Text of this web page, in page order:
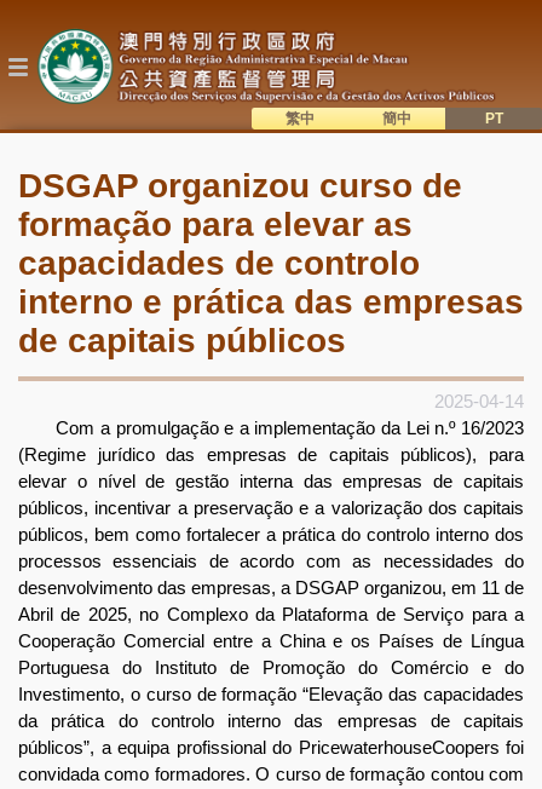
o
conteúdo
錄
DSGAP organizou curso de
formação para elevar as
capacidades de controlo
interno e prática das empresas
de capitais públicos
2025-04-14
Com a promulgação e a implementação da Lei n.º 16/2023
(Regime jurídico das empresas de capitais públicos), para
elevar o nível de gestão interna das empresas de capitais
públicos, incentivar a preservação e a valorização dos capitais
públicos, bem como fortalecer a prática do controlo interno dos
processos essenciais de acordo com as necessidades do
desenvolvimento das empresas, a DSGAP organizou, em 11 de
Abril de 2025, no Complexo da Plataforma de Serviço para a
Cooperação Comercial entre a China e os Países de Língua
Portuguesa do Instituto de Promoção do Comércio e do
Investimento, o curso de formação “Elevação das capacidades
da prática do controlo interno das empresas de capitais
públicos”, a equipa profissional do PricewaterhouseCoopers foi
convidada como formadores. O curso de formação contou com